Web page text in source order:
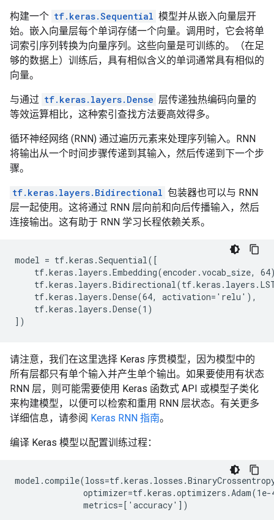
构建一个 tf.keras.Sequential 模型并从嵌入向量层开
始。嵌入向量层每个单词存储一个向量。调用时，它会将单
词索引序列转换为向量序列。这些向量是可训练的。（在足
够的数据上）训练后，具有相似含义的单词通常具有相似的
向量。
与通过 tf.keras.layers.Dense 层传递独热编码向量的
等效运算相比，这种索引查找方法要高效得多。
循环神经网络 (RNN) 通过遍历元素来处理序列输入。RNN
将输出从一个时间步骤传递到其输入，然后传递到下一个步
骤。
tf.keras.layers.Bidirectional 包装器也可以与 RNN
层一起使用。这将通过 RNN 层向前和向后传播输入，然后
连接输出。这有助于 RNN 学习长程依赖关系。
model = tf.keras.Sequential([
tf.keras.layers.Embedding(encoder.vocab_size,
    tf.keras.layers.Dense(64, activation='relu'),
    tf.keras.layers.Dense(1)
请注意，我们在这里选择 Keras 序贯模型，因为模型中的
所有层都只有单个输入并产生单个输出。如果要使用有状态
RNN 层，则可能需要使用 Keras 函数式 API 或模型子类化
来构建模型，以便可以检索和重用 RNN 层状态。有关更多
详细信息，请参阅 Keras RNN 指南。
编译 Keras 模型以配置训练过程：